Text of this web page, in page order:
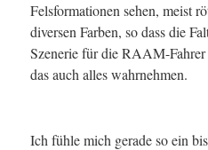
Felsformationen sehen, meist
diversen Farben, so dass die
Szenerie für die RAAM-
das auch alles wahrnehmen.
Ich fühle mich gerade so ein